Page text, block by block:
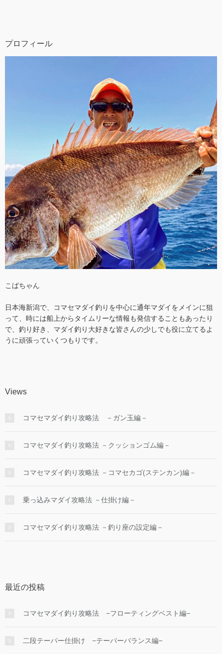
プロフィール
こばちゃん
日本海新潟で、コマセマダイ釣りを中心に通年マダイをメインに狙
って、時には船上からタイムリーな情報も発信することもあったり
で、釣り好き、マダイ釣り大好きな皆さんの少しでも役に立てるよ
うに頑張っていくつもりです。
Views
コマセマダイ釣り攻略法 －ガン玉編－
コマセマダイ釣り攻略法 －クッションゴム編－
コマセマダイ釣り攻略法 －コマセカゴ(ステンカン)編－
乗っ込みマダイ攻略法 －仕掛け編－
コマセマダイ釣り攻略法 －釣り座の設定編－
最近の投稿
コマセマダイ釣り攻略法 −フローティングベスト編−
二段テーパー仕掛け −テーパーバランス編−